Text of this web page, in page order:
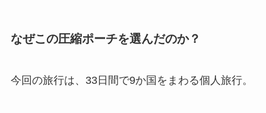
なぜこの圧縮ポーチを選んだのか？
今回の旅行は、33日間で9か国をまわる個人旅行。